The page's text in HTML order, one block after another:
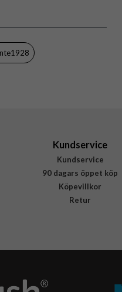
Svart
D3O, Återvunnen plast
Kundservice
Kundservice
90 dagars öppet köp
Köpevillkor
Retur